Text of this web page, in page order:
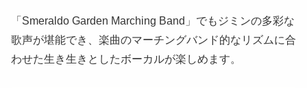
「Smeraldo Garden Marching Band」でもジミンの多彩な
歌声が堪能でき、楽曲のマーチングバンド的なリズムに合
わせた生き生きとしたボーカルが楽しめます。